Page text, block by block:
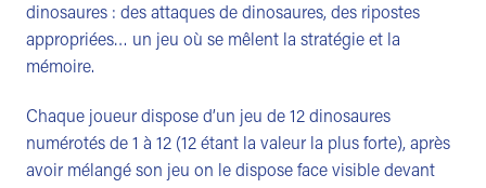
dinosaures : des attaques de dinosaures, des ripostes
appropriées… un jeu où se mêlent la stratégie et la
mémoire.
Chaque joueur dispose d’un jeu de 12 dinosaures
numérotés de 1 à 12 (12 étant la valeur la plus forte), après
avoir mélangé son jeu on le dispose face visible devant